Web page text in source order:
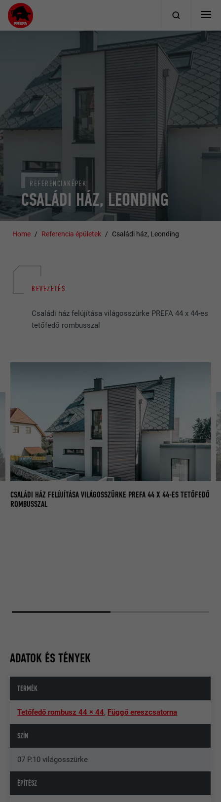
CSALÁDI HÁZ, LEONDING
REFERENCIAKÉPEK
Home Referencia épületek Családi ház, Leonding
BEVEZETÉS
Családi ház felújítása világosszürke PREFA 44 x 44-es
tetőfedő rombusszal
CSALÁDI HÁZ FELÚJÍTÁSA VILÁGOSSZÜRKE PREFA 44 X 44-ES TETŐFEDŐ
ROMBUSSZAL
ADATOK ÉS TÉNYEK
TERMÉK
Tetőfedő rombusz 44 × 44, Függő ereszcsatorna
SZÍN
07 P.10 világosszürke
ÉPÍTÉSZ